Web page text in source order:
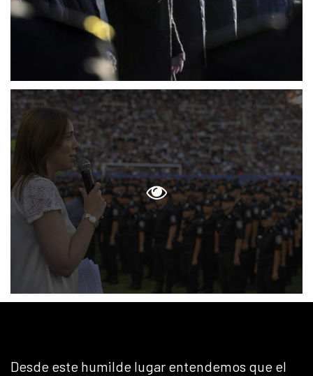
Desde este humilde lugar entendemos que el